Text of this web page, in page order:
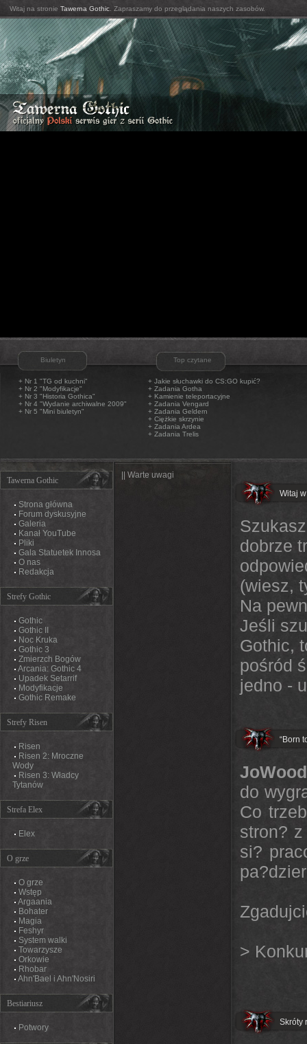
Witaj na stronie Tawerna Gothic . Zapraszamy do przeglądania naszych zasobów.
Biuletyn Top czytane
+ Nr 1 "TG od kuchni"
+ Nr 2 "Modyfikacje"
+ Nr 3 "Historia Gothica"
+ Nr 4 "Wydanie archiwalne 2009"
+ Nr 5 "Mini biuletyn"
+ Jakie słuchawki do CS:GO kupić?
+ Zadania Gotha
+ Kamienie teleportacyjne
+ Zadania Vengard
+ Zadania Geldern
+ Ciężkie skrzynie
+ Zadania Ardea
+ Zadania Trelis
Tawerna Gothic
Strona główna
Forum dyskusyjne
Galeria
Kanał YouTube
Pliki
Gala Statuetek Innosa
O nas
Redakcja
Strefy Gothic
Gothic
Gothic II
Noc Kruka
Gothic 3
Zmierzch Bogów
Arcania: Gothic 4
Upadek Setarrif
Modyfikacje
Gothic Remake
Strefy Risen
Risen
Risen 2: Mroczne
Wody
Risen 3: Władcy
Tytanów
Strefa Elex
Elex
O grze
O grze
Wstęp
Argaania
Bohater
Magia
Feshyr
System walki
Towarzysze
Orkowie
Rhobar
Ahn'Bael i Ahn'Nosiri
Bestiariusz
Potwory
|| Warte uwagi
Witaj
dobrze
(wiesz,
Na
Jeśli
Gothic,
pośród
jedno -
“Born
JoWood
do
Co
stron?
si?
>
Skróty